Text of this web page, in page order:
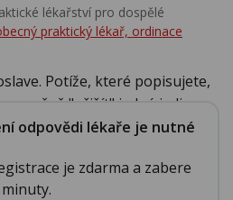
lékařství pro dospělé
praktický lékař, ordinace
Potíže, které popisujete,
"přišít" jedné jedi...
odpovědi lékaře je nutné
je zdarma a zabere